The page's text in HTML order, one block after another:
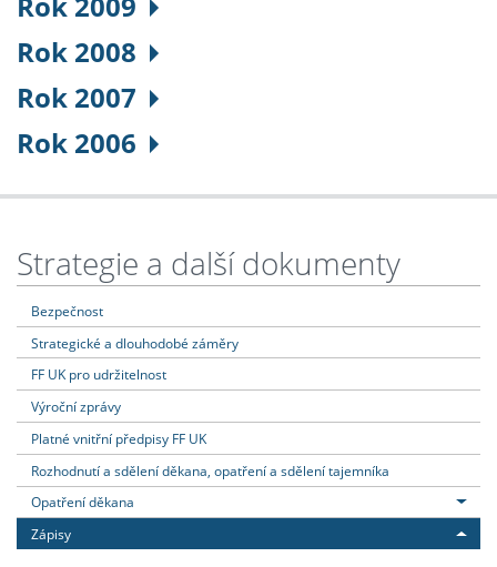
Rok 2008
Rok 2007
Rok 2006
Strategie a další dokumenty
Bezpečnost
Strategické a dlouhodobé záměry
FF UK pro udržitelnost
Výroční zprávy
Platné vnitřní předpisy FF UK
Rozhodnutí a sdělení děkana, opatření a sdělení tajemníka
Opatření děkana
Zápisy